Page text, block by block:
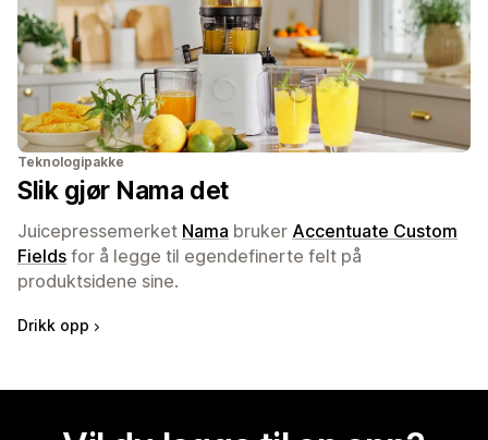
Teknologipakke
Slik gjør Nama det
Juicepressemerket Nama bruker Accentuate Custom
Fields for å legge til egendefinerte felt på
produktsidene sine.
Drikk opp